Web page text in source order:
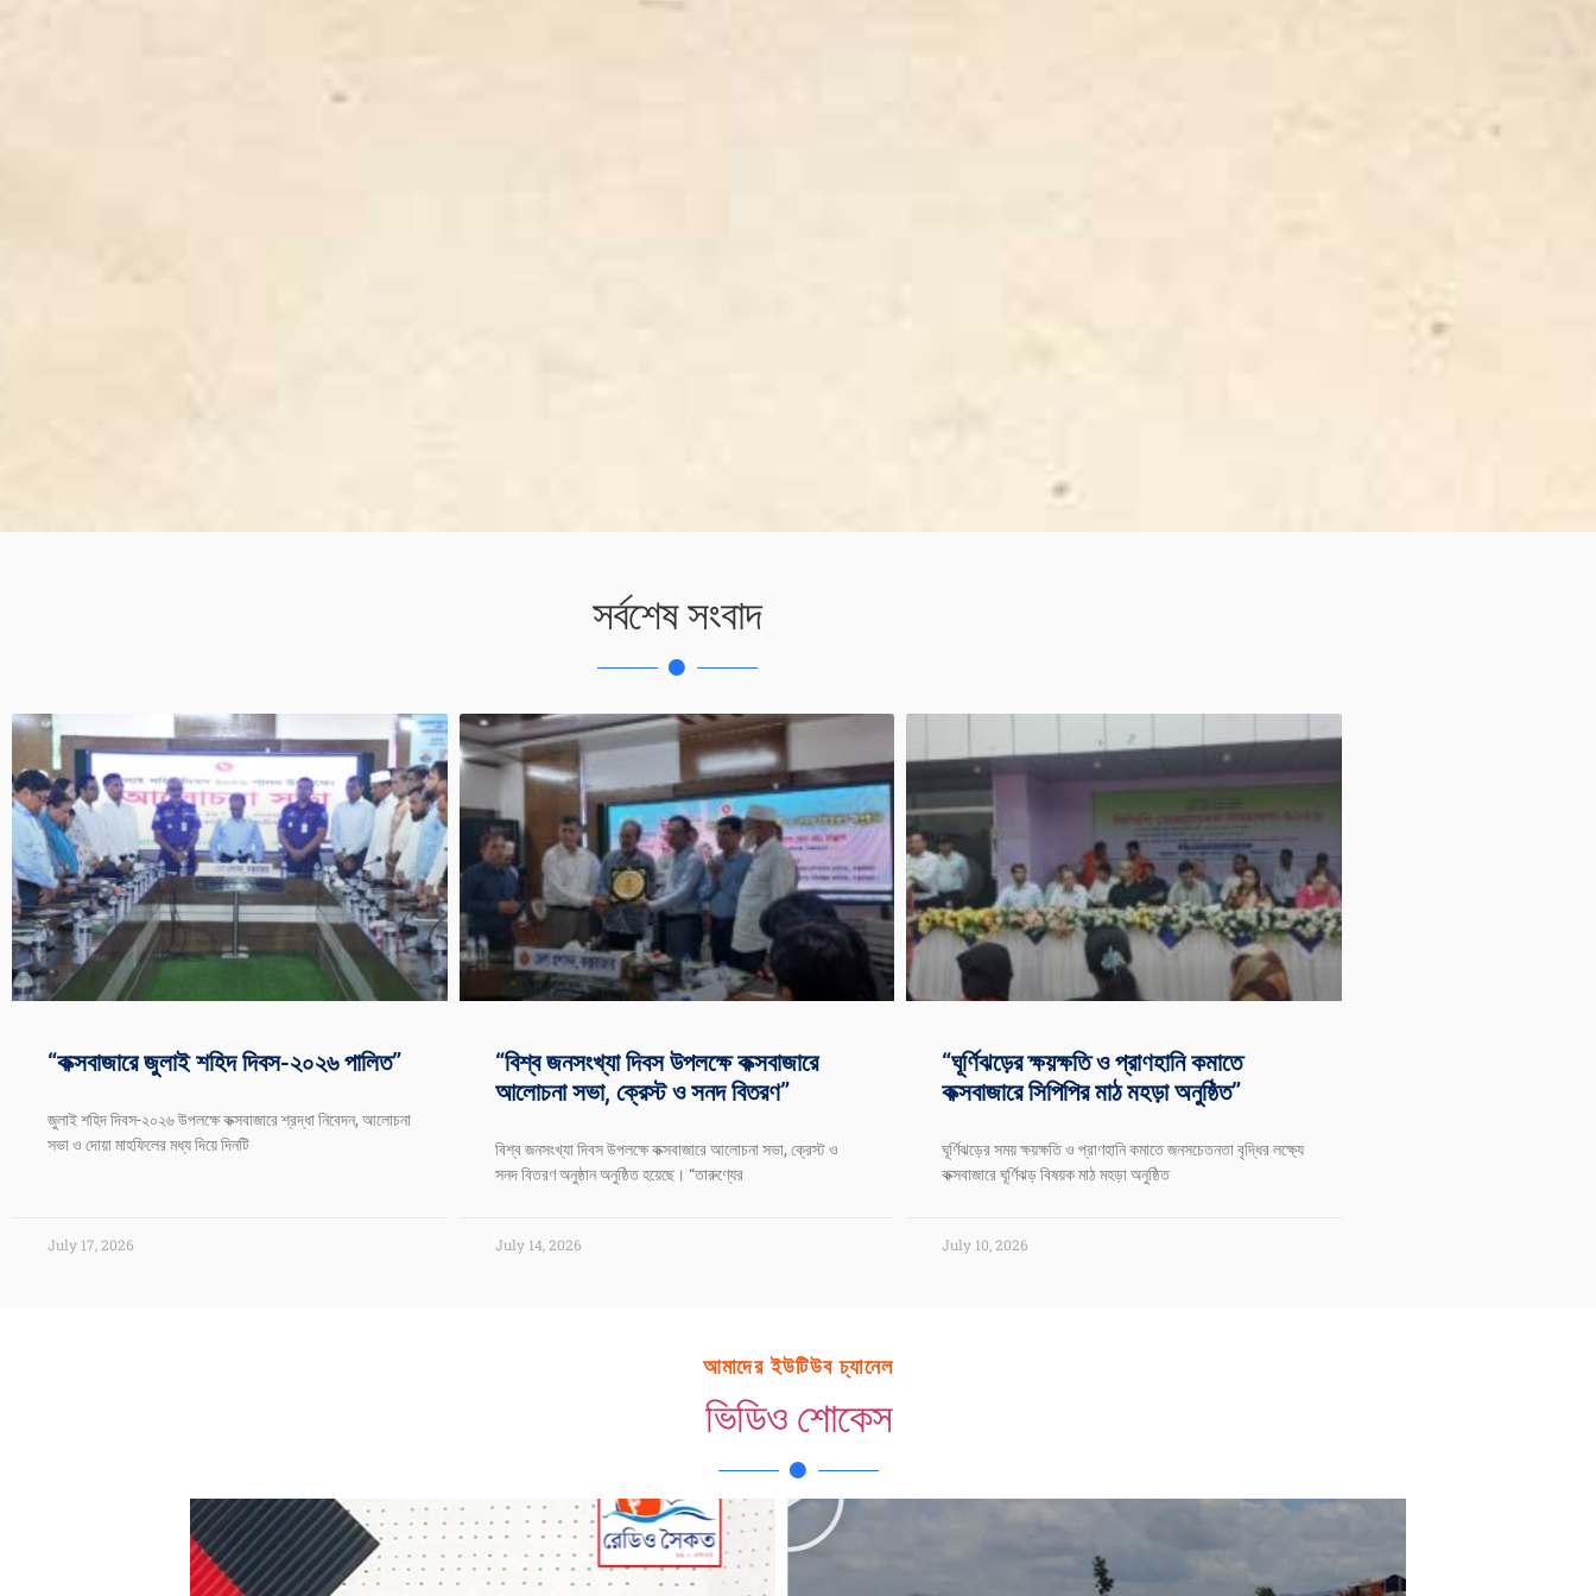
সর্বশেষ সংবাদ
“কক্সবাজারে জুলাই শহিদ দিবস-২০২৬ পালিত”
জুলাই শহিদ দিবস-২০২৬ উপলক্ষে কক্সবাজারে শ্রদ্ধা নিবেদন, আলোচনা
সভা ও দোয়া মাহফিলের মধ্য দিয়ে দিনটি
July 17, 2026
“বিশ্ব জনসংখ্যা দিবস উপলক্ষে কক্সবাজারে
আলোচনা সভা, ক্রেস্ট ও সনদ বিতরণ”
বিশ্ব জনসংখ্যা দিবস উপলক্ষে কক্সবাজারে আলোচনা সভা, ক্রেস্ট ও
সনদ বিতরণ অনুষ্ঠান অনুষ্ঠিত হয়েছে। “তারুণ্যের
July 14, 2026
“ঘূর্ণিঝড়ের ক্ষয়ক্ষতি ও প্রাণহানি কমাতে
কক্সবাজারে সিপিপির মাঠ মহড়া অনুষ্ঠিত”
ঘূর্ণিঝড়ের সময় ক্ষয়ক্ষতি ও প্রাণহানি কমাতে জনসচেতনতা বৃদ্ধির লক্ষ্যে
কক্সবাজারে ঘূর্ণিঝড় বিষয়ক মাঠ মহড়া অনুষ্ঠিত
July 10, 2026
আমাদের ইউটিউব চ্যানেল
ভিডিও শোকেস